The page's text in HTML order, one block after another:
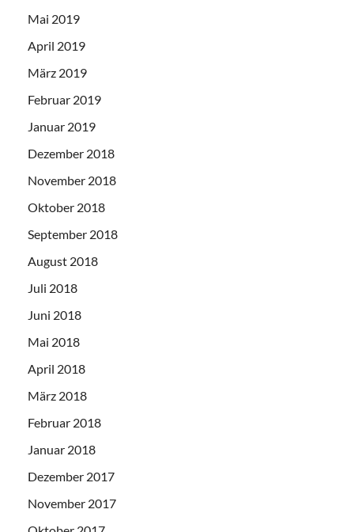
Mai 2019
April 2019
März 2019
Februar 2019
Januar 2019
Dezember 2018
November 2018
Oktober 2018
September 2018
August 2018
Juli 2018
Juni 2018
Mai 2018
April 2018
März 2018
Februar 2018
Januar 2018
Dezember 2017
November 2017